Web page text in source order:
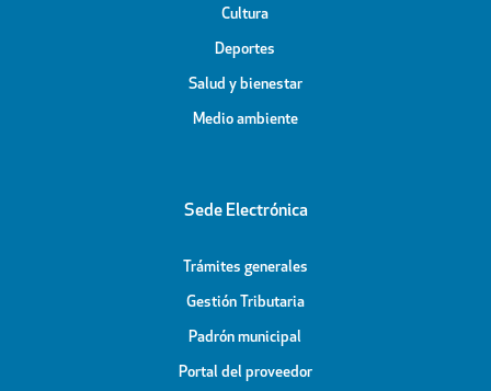
Cultura
Deportes
Salud y bienestar
Medio ambiente
Sede Electrónica
Trámites generales
Gestión Tributaria
Padrón municipal
Portal del proveedor